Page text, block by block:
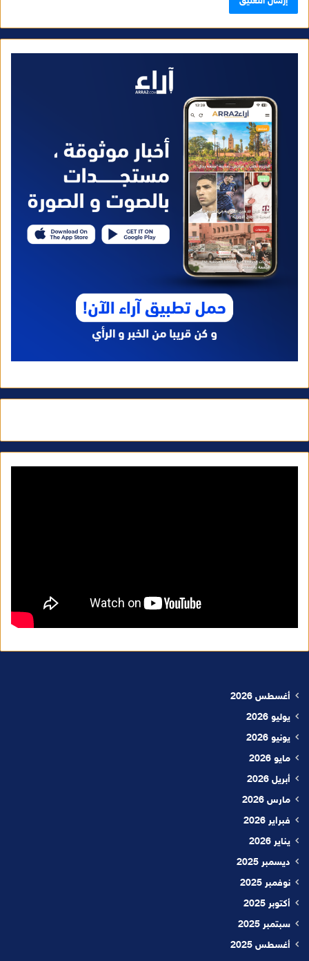
أغسطس 2026
يوليو 2026
يونيو 2026
مايو 2026
أبريل 2026
مارس 2026
فبراير 2026
يناير 2026
ديسمبر 2025
نوفمبر 2025
أكتوبر 2025
سبتمبر 2025
أغسطس 2025